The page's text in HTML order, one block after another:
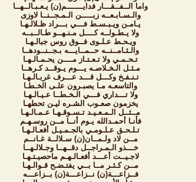
واما الــفــقـــار فدايـــــــم(ن) يـعـبـالــهــا
والـسـابـعــه زبـــــن الـمـجــنــا لاوزى
يـامـن ويـبـسـط فـــي بـــراد ظـلالـهـا
ولا يـطـولــه كــــل مـنـهــو طـالــبــه
ويـحـط عـلـوى فــوق روس جبالـهـا
والـثـامــنــه حــمــايـــه بـجــنــودهــا
تـحـمـي ولا تـعـتـاز مــــن يحـمـالـهـا
مـثـل الـخـلاصـه يـــوم يـوقــد كـرهــا
تـنـفـخ وكـــل قـــد عـــرف غربـالـهـا
والتاسعـه مـا يصبـرون علـى الخـطـا
ولا تـــداري فـــي الـخـطــا عـيـالـهـا
يخزمون صعـوب الشـره ليـن تحطهـا
مــثــل الـمـعـيـد تـسـوقـهـا عـمـالـهـا
فأنـا أحمـدالله يـوم أنــا مــن روسـهـم
تـلـحـق عـلـومـي بالجـمـيـل أفعـالـهـا
مــن لاد ولـمــان(ن) سـلالــة غـانــم
خـــذو الـمـراجــل دقــهــا وجـلالـهــا
لاجـيــت أعـــد أفعـالـهـم ماحصيـتـهـا
مــن كـثـر مــا بــي يفتـضـح قـوالـهـا
فــزاعـــة(ن) نــزاعـــة(ن) بــزاعـــه